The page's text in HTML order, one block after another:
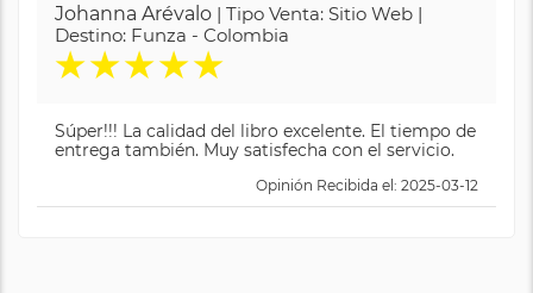
Johanna Arévalo | Tipo Venta: Sitio Web |
Destino: Funza - Colombia
★★★★★
Súper!!! La calidad del libro excelente. El tiempo de
entrega también. Muy satisfecha con el servicio.
Opinión Recibida el: 2025-03-12